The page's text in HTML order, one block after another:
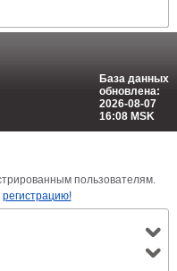
База данных
обновлена:
2026-08-07
16:08 MSK
пользователям.
регистрацию!